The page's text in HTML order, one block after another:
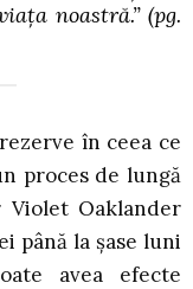
noastră.”(pg.
în ceea ce
proces de lungă
Oaklander
până la șase luni
avea efecte